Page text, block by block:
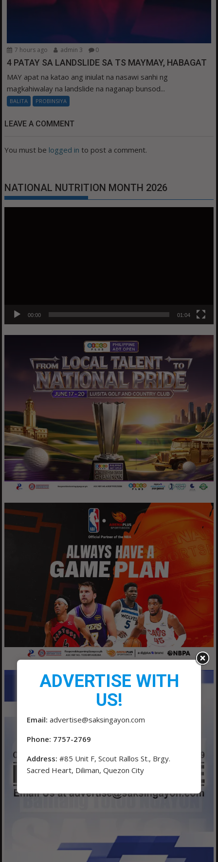
7 hours ago admin 3 0
4 PATAY SA LANDSLIDE SA TS MAYMAY, HABAGAT
MAY apat na katao ang iniulat na nasawi sanhi ng
magkahiwalay na landslide na naganap bunsod...
BALITA PROBINSIYA
LEAVE A COMMENT
You must be logged in to post a comment.
NATIONAL NUTRITION MONTH 2026
00:00 01:04
ADVERTISE WITH
US!
Email: advertise@saksingayon.com
Phone: 7757-2769
Address: #85 Unit F, Scout Rallos St., Brgy.
Sacred Heart, Diliman, Quezon City